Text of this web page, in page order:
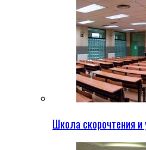
Школа скорочтения